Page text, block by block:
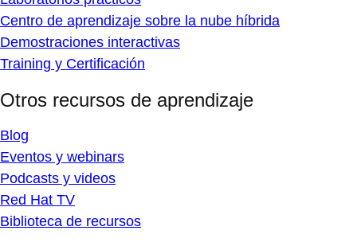
Centro de aprendizaje sobre la nube híbrida
Demostraciones interactivas
Training y Certificación
Otros recursos de aprendizaje
Blog
Eventos y webinars
Podcasts y videos
Red Hat TV
Biblioteca de recursos